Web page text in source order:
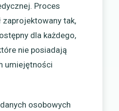
Proces
zaprojektowany tak,
dla każdego,
nie posiadają
umiejętności
osobowych